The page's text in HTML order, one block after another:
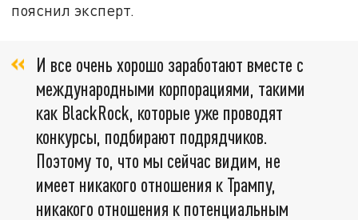
пояснил эксперт.
И все очень хорошо заработают вместе с
международными корпорациями, такими
как BlackRock, которые уже проводят
конкурсы, подбирают подрядчиков.
Поэтому то, что мы сейчас видим, не
имеет никакого отношения к Трампу,
никакого отношения к потенциальным